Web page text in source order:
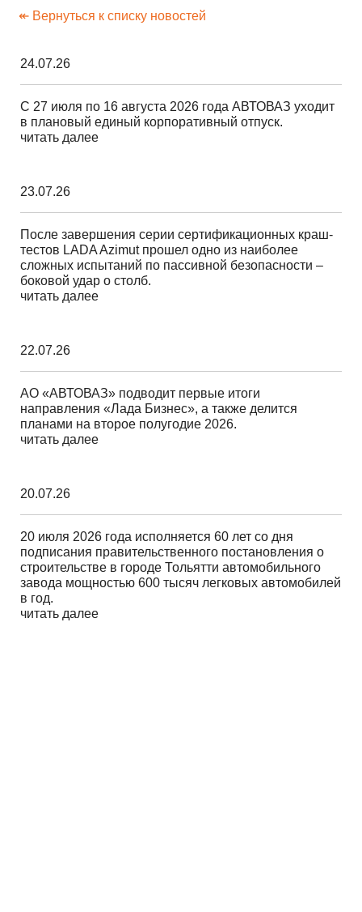
↞ Вернуться к списку новостей
24.07.26
С 27 июля по 16 августа 2026 года АВТОВАЗ уходит
в плановый единый корпоративный отпуск.
читать далее
23.07.26
После завершения серии сертификационных краш-
тестов LADA Azimut прошел одно из наиболее
сложных испытаний по пассивной безопасности –
боковой удар о столб.
читать далее
22.07.26
АО «АВТОВАЗ» подводит первые итоги
направления «Лада Бизнес», а также делится
планами на второе полугодие 2026.
читать далее
20.07.26
20 июля 2026 года исполняется 60 лет со дня
подписания правительственного постановления о
строительстве в городе Тольятти автомобильного
завода мощностью 600 тысяч легковых автомобилей
в год.
читать далее